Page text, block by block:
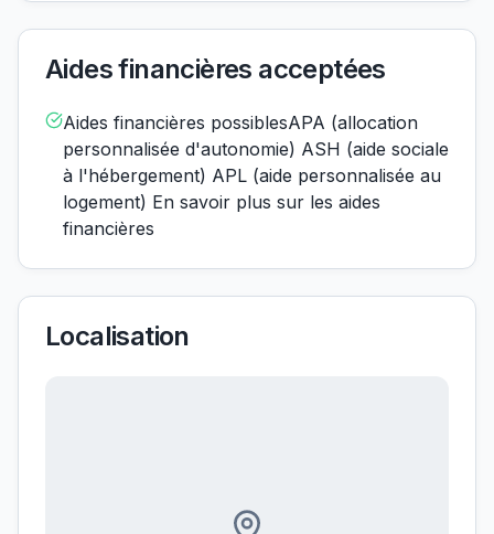
Aides financières acceptées
Aides financières possiblesAPA (allocation
personnalisée d'autonomie) ASH (aide sociale
à l'hébergement) APL (aide personnalisée au
logement) En savoir plus sur les aides
financières
Localisation